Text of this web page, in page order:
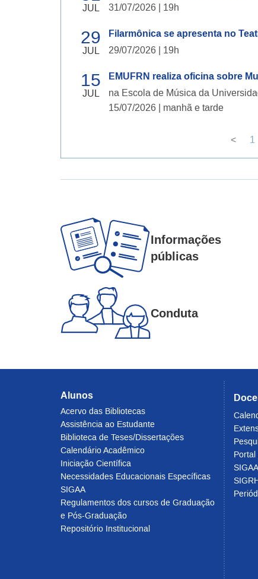
JUL 31/07/2026 | 19h
29
JUL
Filarmônica se apresenta no
29/07/2026 | 19h
15
JUL
EMUFRN realiza oficina sobre
na Escola de Música da
15/07/2026 | manhã e tarde
< 1
Informações
públicas
Conduta
Alunos
Acervo das Bibliotecas
Assistência ao Estudante
Biblioteca de Teses/Dissertações
Calendário Acadêmico
Iniciação Científica
Necessidades Educacionais Específicas
SIGAA
Regulamentos dos cursos de Graduação
e Pós-Graduação
Repositório Institucional
Portal
SIGAA